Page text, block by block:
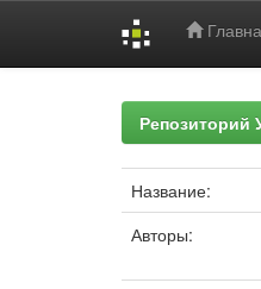
Репозиторий
Название:
Авторы: